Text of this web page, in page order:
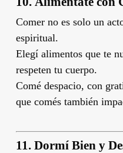
Comer no es solo un
espiritual.
Elegí alimentos que te
respeten tu cuerpo.
Comé despacio, con
que comés también
11. Dormí Bien y